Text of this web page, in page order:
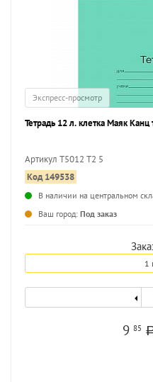
Экспресс-просмотр
Тетрадь 12 л. клетка Маяк
Артикул Т5012 Т2 5
Код 149538
В наличии на центральном
Ваш город: Под заказ
1
985